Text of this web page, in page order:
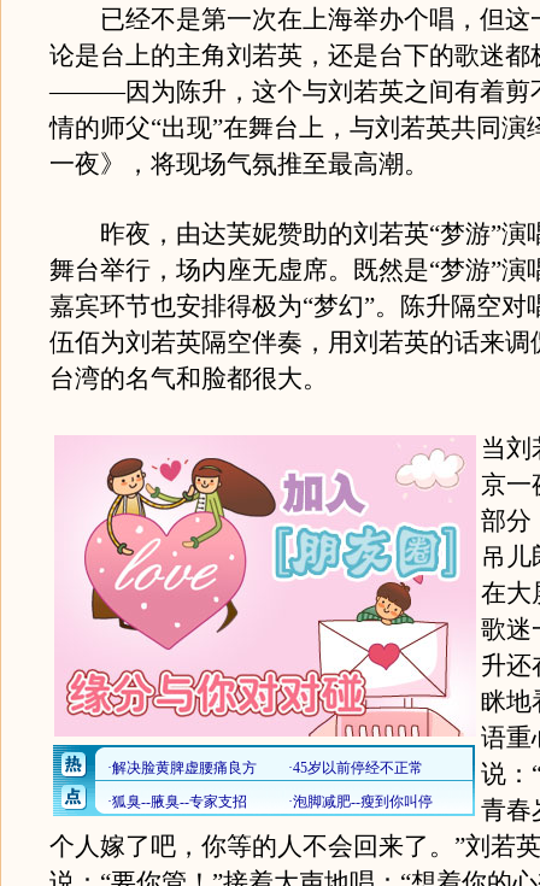
已经不是第一次在上海举办个唱，但这
论是台上的主角刘若英，还是台下的歌迷都
———因为陈升，这个与刘若英之间有着剪
情的师父“出现”在舞台上，与刘若英共同演
一夜》，将现场气氛推至最高潮。
昨夜，由达芙妮赞助的刘若英“梦游”演
舞台举行，场内座无虚席。既然是“梦游”演
嘉宾环节也安排得极为“梦幻”。陈升隔空对
伍佰为刘若英隔空伴奏，用刘若英的话来调
台湾的名气和脸都很大。
当刘
京一
部分
吊儿
在大
歌迷
升还
眯地
语重
说：
青春
个人嫁了吧，你等的人不会回来了。”刘若